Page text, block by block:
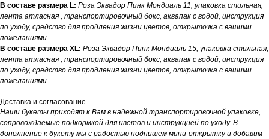
В составе размера L: Роза Эквадор Пинк Мондиаль 11, упаковка стильная,
лента атласная , транспортировочный бокс, аквапак с водой, инструкция
по уходу, средство для продления жизни цветов, открыточка с вашими
пожеланиями
В составе размера XL: Роза Эквадор Пинк Мондиаль 15, упаковка стильная,
лента атласная , транспортировочный бокс, аквапак с водой, инструкция
по уходу, средство для продления жизни цветов, открыточка с вашими
пожеланиями
Доставка и согласование
Наши букеты приходят к Вам в надежной транспортировочной упаковке,
сопровождаемые подкормкой для цветов и инструкцией по уходу. В
дополнение к букету мы с радостью подпишем мини-открытку и добавим